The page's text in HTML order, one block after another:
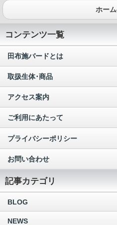
ホー
コンテンツ一覧
田布施バードとは
取扱生体･商品
アクセス案内
ご利用にあたって
プライバシーポリシー
お問い合わせ
記事カテゴリ
BLOG
NEWS